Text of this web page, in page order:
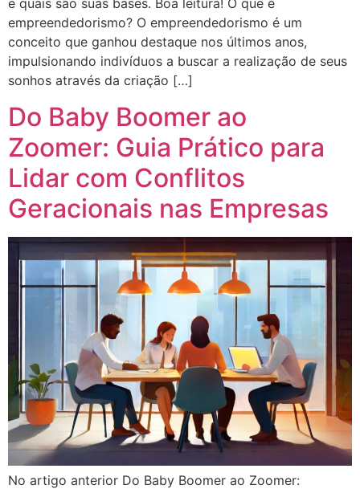
e quais são suas bases. Boa leitura! O que é
empreendedorismo? O empreendedorismo é um
conceito que ganhou destaque nos últimos anos,
impulsionando indivíduos a buscar a realização de seus
sonhos através da criação […]
Do Baby Boomer ao
Zoomer: Guia Prático para
Lidar com Conflitos
Geracionais nas Empresas
No artigo anterior Do Baby Boomer ao Zoomer: